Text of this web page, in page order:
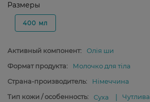
Размеры
400 мл
Активный компонент:
Олія ши
Формат продукта:
Молочко для тіла
Страна-производитель:
Німеччина
Тип кожи / особенность:
Суха Чутлива